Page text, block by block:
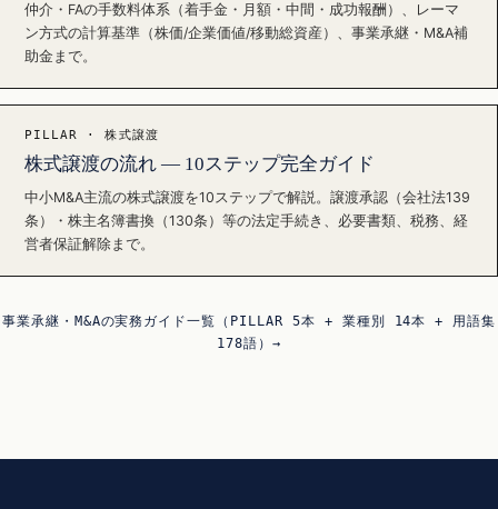
仲介・FAの手数料体系（着手金・月額・中間・成功報酬）、レーマ
ン方式の計算基準（株価/企業価値/移動総資産）、事業承継・M&A補
助金まで。
PILLAR · 株式譲渡
株式譲渡の流れ — 10ステップ完全ガイド
中小M&A主流の株式譲渡を10ステップで解説。譲渡承認（会社法139
条）・株主名簿書換（130条）等の法定手続き、必要書類、税務、経
営者保証解除まで。
事業承継・M&Aの実務ガイド一覧（PILLAR 5本 + 業種別 14本 + 用語集
178語）→